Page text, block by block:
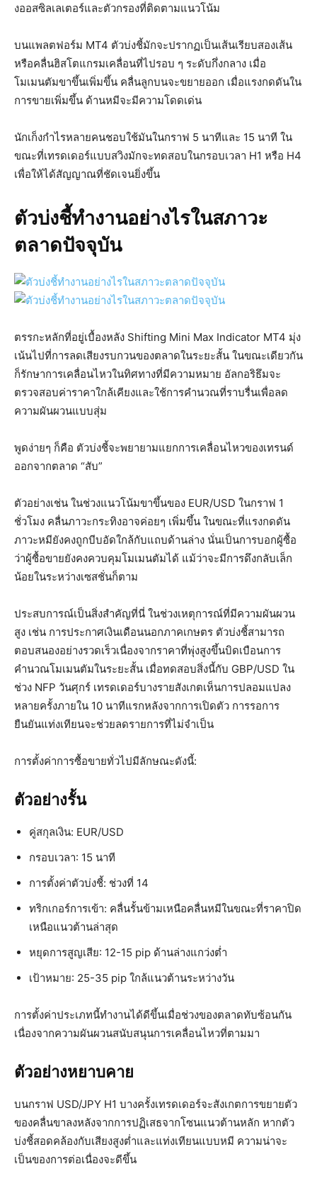
งออสซิลเลเตอร์และตัวกรองที่ติดตามแนวโน้ม
บนแพลตฟอร์ม MT4 ตัวบ่งชี้มักจะปรากฏเป็นเส้นเรียบสองเส้น
หรือคลื่นฮิสโตแกรมเคลื่อนที่ไปรอบ ๆ ระดับกึ่งกลาง เมื่อ
โมเมนตัมขาขึ้นเพิ่มขึ้น คลื่นลูกบนจะขยายออก เมื่อแรงกดดันใน
การขายเพิ่มขึ้น ด้านหมีจะมีความโดดเด่น
นักเก็งกำไรหลายคนชอบใช้มันในกราฟ 5 นาทีและ 15 นาที ใน
ขณะที่เทรดเดอร์แบบสวิงมักจะทดสอบในกรอบเวลา H1 หรือ H4
เพื่อให้ได้สัญญาณที่ชัดเจนยิ่งขึ้น
ตัวบ่งชี้ทำงานอย่างไรในสภาวะ
ตลาดปัจจุบัน
ตรรกะหลักที่อยู่เบื้องหลัง Shifting Mini Max Indicator MT4 มุ่ง
เน้นไปที่การลดเสียงรบกวนของตลาดในระยะสั้น ในขณะเดียวกัน
ก็รักษาการเคลื่อนไหวในทิศทางที่มีความหมาย อัลกอริธึมจะ
ตรวจสอบค่าราคาใกล้เคียงและใช้การคำนวณที่ราบรื่นเพื่อลด
ความผันผวนแบบสุ่ม
พูดง่ายๆ ก็คือ ตัวบ่งชี้จะพยายามแยกการเคลื่อนไหวของเทรนด์
ออกจากตลาด “สับ”
ตัวอย่างเช่น ในช่วงแนวโน้มขาขึ้นของ EUR/USD ในกราฟ 1
ชั่วโมง คลื่นภาวะกระทิงอาจค่อยๆ เพิ่มขึ้น ในขณะที่แรงกดดัน
ภาวะหมียังคงถูกบีบอัดใกล้กับแถบด้านล่าง นั่นเป็นการบอกผู้ซื้อ
ว่าผู้ซื้อขายยังคงควบคุมโมเมนตัมได้ แม้ว่าจะมีการดึงกลับเล็ก
น้อยในระหว่างเซสชั่นก็ตาม
ประสบการณ์เป็นสิ่งสำคัญที่นี่ ในช่วงเหตุการณ์ที่มีความผันผวน
สูง เช่น การประกาศเงินเดือนนอกภาคเกษตร ตัวบ่งชี้สามารถ
ตอบสนองอย่างรวดเร็วเนื่องจากราคาที่พุ่งสูงขึ้นบิดเบือนการ
คำนวณโมเมนตัมในระยะสั้น เมื่อทดสอบสิ่งนี้กับ GBP/USD ใน
ช่วง NFP วันศุกร์ เทรดเดอร์บางรายสังเกตเห็นการปลอมแปลง
หลายครั้งภายใน 10 นาทีแรกหลังจากการเปิดตัว การรอการ
ยืนยันแท่งเทียนจะช่วยลดรายการที่ไม่จำเป็น
การตั้งค่าการซื้อขายทั่วไปมีลักษณะดังนี้:
ตัวอย่างรั้น
คู่สกุลเงิน: EUR/USD
กรอบเวลา: 15 นาที
การตั้งค่าตัวบ่งชี้: ช่วงที่ 14
ทริกเกอร์การเข้า: คลื่นรั้นข้ามเหนือคลื่นหมีในขณะที่ราคาปิด
เหนือแนวต้านล่าสุด
หยุดการสูญเสีย: 12-15 pip ด้านล่างแกว่งต่ำ
เป้าหมาย: 25-35 pip ใกล้แนวต้านระหว่างวัน
การตั้งค่าประเภทนี้ทำงานได้ดีขึ้นเมื่อช่วงของตลาดทับซ้อนกัน
เนื่องจากความผันผวนสนับสนุนการเคลื่อนไหวที่ตามมา
ตัวอย่างหยาบคาย
บนกราฟ USD/JPY H1 บางครั้งเทรดเดอร์จะสังเกตการขยายตัว
ของคลื่นขาลงหลังจากการปฏิเสธจากโซนแนวต้านหลัก หากตัว
บ่งชี้สอดคล้องกับเสียงสูงต่ำและแท่งเทียนแบบหมี ความน่าจะ
เป็นของการต่อเนื่องจะดีขึ้น